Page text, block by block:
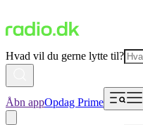
Hvad vil du gerne lytte til?
Åbn appOpdag Prime